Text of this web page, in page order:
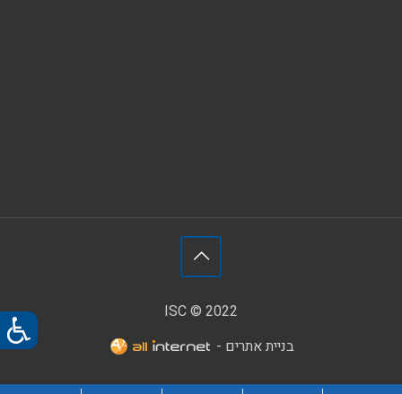
ISC © 2022
בניית אתרים -